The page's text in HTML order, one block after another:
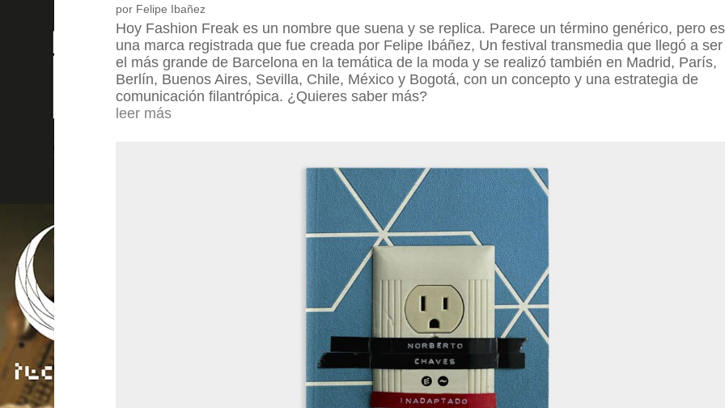
por Felipe Ibañez
Hoy Fashion Freak es un nombre que suena y se replica. Parece un término genérico, pero es
una marca registrada que fue creada por Felipe Ibáñez, Un festival transmedia que llegó a ser
el más grande de Barcelona en la temática de la moda y se realizó también en Madrid, París,
Berlín, Buenos Aires, Sevilla, Chile, México y Bogotá, con un concepto y una estrategia de
comunicación filantrópica. ¿Quieres saber más?
leer más